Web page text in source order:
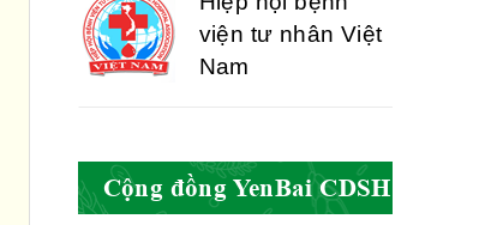
viện tư nhân Việt
Nam
dược cổ truyền -
BYT
Cộng đồng YenBai CDSH